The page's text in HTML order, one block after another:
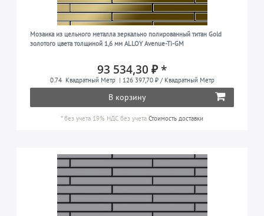
Мозаика из цельного металла зеркально полированный титан Gold
золотого цвета толщиной 1,6 мм ALLOY Avenue-Ti-GM
93 534,30 ₽ *
0.74 Квадратный Метр | 126 397,70 ₽ / Квадратный Метр
В корзину
*без учета 19% НДС без учета Стоимость доставки